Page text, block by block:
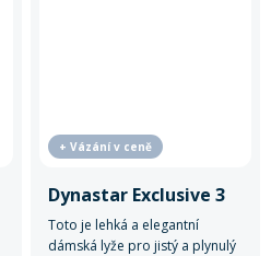
+ Vázání v ceně
Dynastar Exclusive 3
Toto je lehká a elegantní
dámská lyže pro jistý a plynulý